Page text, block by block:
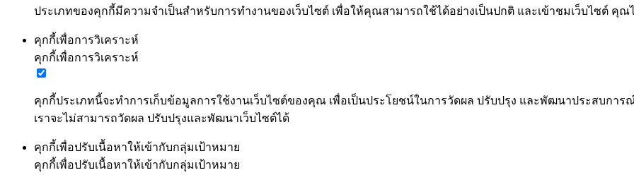
ประเภทของคุกกี้มีความจำเป็นสำหรับการทำงานของเว็บไซต์ เพื่อให้คุณสามารถใช้ได้อย่างเป็นปกติ และเข้าชมเว็บไซต์ คุ
คุกกี้เพื่อการวิเคราะห์
คุกกี้เพื่อการวิเคราะห์
คุกกี้ประเภทนี้จะทำการเก็บข้อมูลการใช้งานเว็บไซต์ของคุณ เพื่อเป็นประโยชน์ในการวัดผล ปรับปรุง และพัฒนาประสบกา
เราจะไม่สามารถวัดผล ปรับปรุงและพัฒนาเว็บไซต์ได้
คุกกี้เพื่อปรับเนื้อหาให้เข้ากับกลุ่มเป้าหมาย
คุกกี้เพื่อปรับเนื้อหาให้เข้ากับกลุ่มเป้าหมาย